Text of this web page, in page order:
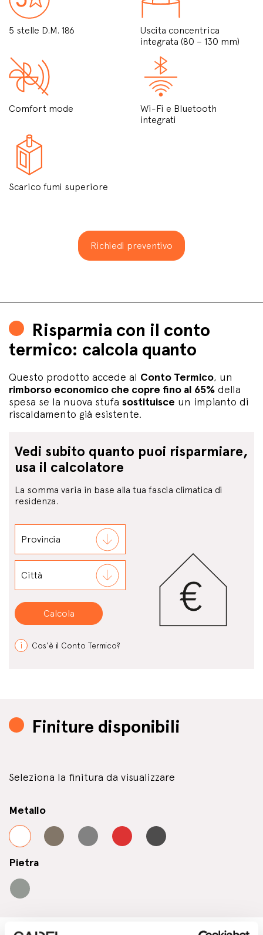
5 stelle D.M. 186
Uscita concentrica
integrata (80 – 130 mm)
Comfort mode
Wi-Fi e Bluetooth
integrati
Scarico fumi superiore
Richiedi preventivo
Risparmia con il conto
termico: calcola quanto
Questo prodotto accede al Conto Termico, un
rimborso economico che copre fino al 65% della
spesa se la nuova stufa sostituisce un impianto di
riscaldamento già esistente.
Finiture disponibili
Seleziona la finitura da visualizzare
Metallo
Pietra